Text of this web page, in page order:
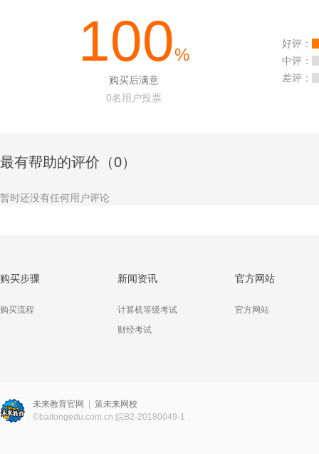
100%
购买后满意
0名用户投票
好评：
中评：
差评：
最有帮助的评价（0）
暂时还没有任何用户评论
购买步骤
购买流程
新闻资讯
计算机等级考试
财经考试
官方网站
官方网站
未来教育官网
策未来网校
©baitongedu.com.cn 皖B2-20180049-1